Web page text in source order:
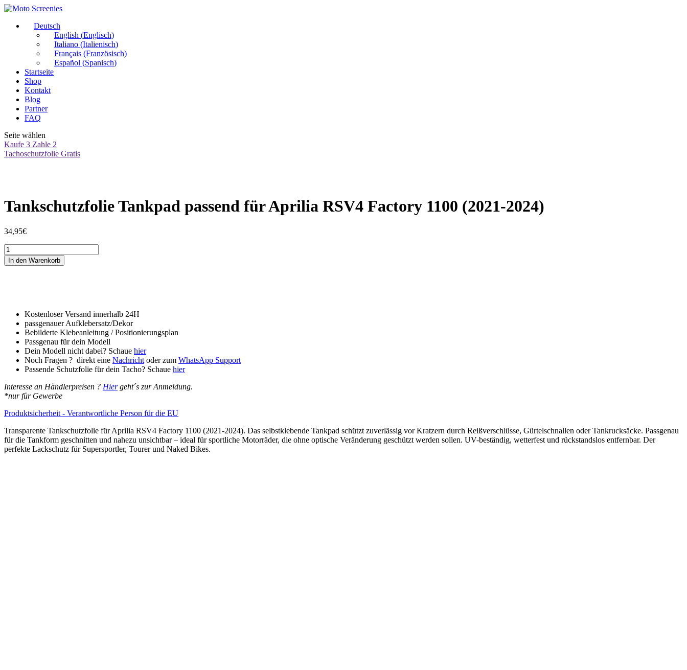
Deutsch
English (Englisch)
Italiano (Italienisch)
Français (Französisch)
Español (Spanisch)
Startseite
Shop
Kontakt
Blog
Partner
FAQ
Seite wählen
Kaufe 3 Zahle 2
Tachoschutzfolie Gratis
Tankschutzfolie Tankpad passend für Aprilia RSV4 Factory 1100 (2021-2024)
34,95€
Tankschutzfolie
Tankpad
passend
1100
(2021-
2024)
Menge
In den Warenkorb
Kostenloser Versand innerhalb 24H
passgenauer Aufklebersatz/Dekor
Bebilderte Klebeanleitung / Positionierungsplan
Passgenau für dein Modell
Dein Modell nicht dabei? Schaue hier
Noch Fragen ? direkt eine Nachricht oder zum WhatsApp Support
Passende Schutzfolie für dein Tacho? Schaue hier
Interesse an Händlerpreisen ? Hiergeht´s zur Anmeldung.
*nur für Gewerbe
Produktsicherheit - Verantwortliche Person für die EU
Transparente Tankschutzfolie für Aprilia RSV4 Factory 1100 (2021-2024). Das selbstklebende Tankpad schützt zuverlässig vor Kratzern durch Reißverschlüsse, Gürtelschnallen oder Tankrucksäcke. Passgenau
für die Tankform geschnitten und nahezu unsichtbar – ideal für sportliche Motorräder, die ohne optische Veränderung geschützt werden sollen. UV-beständig, wetterfest und rückstandslos entfernbar. Der
perfekte Lackschutz für Supersportler, Tourer und Naked Bikes.